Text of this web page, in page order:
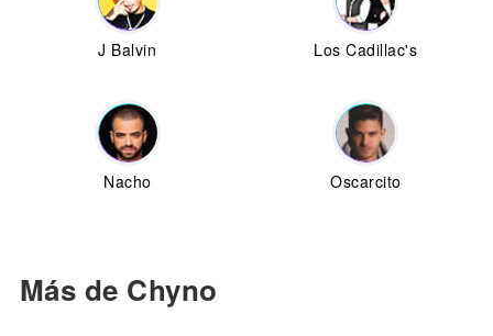
J Balvin Los Cadillac's
Nacho Oscarcito
Más de Chyno